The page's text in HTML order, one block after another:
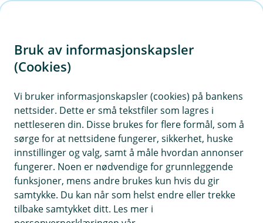
Kontaktskjema | Bedrift
Fyll ut skjemaet under, så tar vi kontakt med deg.
Hjelp og kontakt
Bruk av informasjonskapsler
(Cookies)
Vi bruker informasjonskapsler (cookies) på bankens
nettsider. Dette er små tekstfiler som lagres i
nettleseren din. Disse brukes for flere formål, som å
sørge for at nettsidene fungerer, sikkerhet, huske
innstillinger og valg, samt å måle hvordan annonser
fungerer. Noen er nødvendige for grunnleggende
funksjoner, mens andre brukes kun hvis du gir
samtykke. Du kan når som helst endre eller trekke
tilbake samtykket ditt. Les mer i